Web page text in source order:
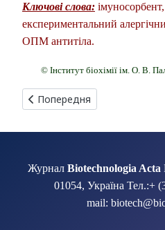
Ключові слова:
експериментальний
ОПМ антитіла.
© Інститут біохімії ім. О. В.
Попередня стаття:
Попередня
Журнал Biotechnologia Acta
01054, Україна Тел.:+
mail: